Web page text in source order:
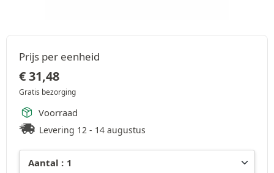
Prijs per eenheid
€31,48
Gratis bezorging
Voorraad
Levering 12 - 14 augustus